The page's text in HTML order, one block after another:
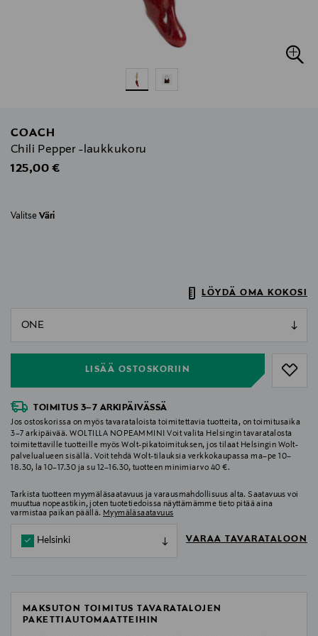
COACH
Chili Pepper -laukkukoru
Original Price
125,00 €
Valitse Väri
LÖYDÄ OMA KOKOSI
LISÄÄ OSTOSKORIIN
null
TOIMITUS 3–7 ARKIPÄIVÄSSÄ
Jos ostoskorissa on myös tavarataloista toimitettavia tuotteita, on toimitusaika
3–7 arkipäivää. WOLTILLA NOPEAMMIN! Voit valita Helsingin tavaratalosta
toimitettaville tuotteille myös Wolt-pikatoimituksen, jos tilaat Helsingin Wolt-
palvelualueen sisällä. Voit tehdä Wolt-tilauksia verkkokaupassa ma–pe 10–
18.30, la 10–17.30 ja su 12–16.30, tuotteen minimiarvo 40 €.
Tarkista tuotteen myymäläsaatavuus ja varausmahdollisuus alta. Saatavuus voi
muuttua nopeastikin, joten tuotetiedoissa näyttämämme tieto pitää aina
varmistaa paikan päällä. Myymäläsaatavuus
Helsinki VARAA TAVARATALOON
MAKSUTON TOIMITUS TAVARATALOJEN
PAKETTIAUTOMAATTEIHIN